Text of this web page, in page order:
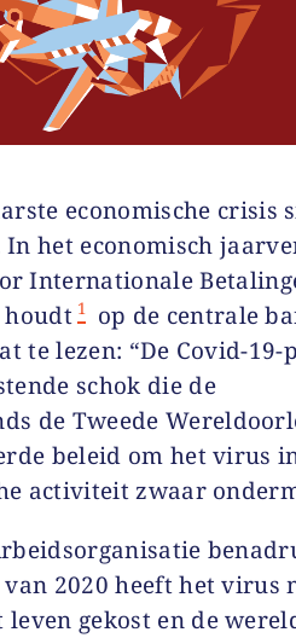
economische crisis
In het economisch
Internationale
houdt 1
op de centrale
te lezen: “De Covid-19-
schok die de
de Tweede
beleid om het virus
activiteit zwaar
2020 heeft het virus
leven gekost en de